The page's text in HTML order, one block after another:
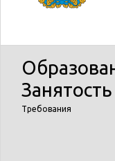
Занятость
Требования